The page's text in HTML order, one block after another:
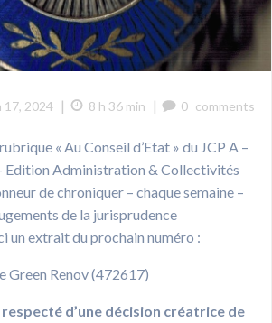
17, 2024 | 8 h 36 min | 0 comments
« Au Conseil d’Etat » du JCP A –
Edition Administration & Collectivités
de chroniquer – chaque semaine –
de la jurisprudence
un extrait du prochain numéro :
Green Renov (472617)
d’une décision créatrice de